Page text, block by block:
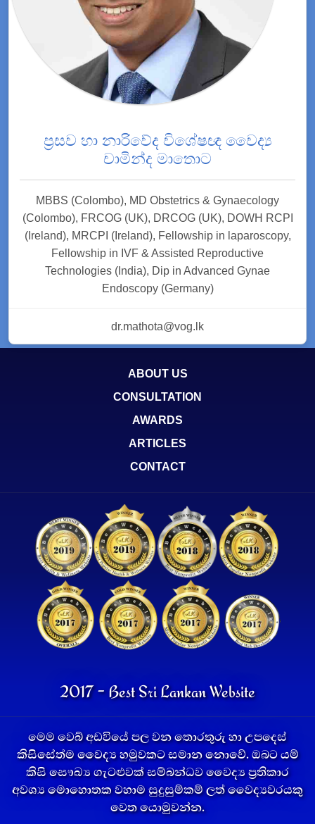
ප්‍රසව හා නාරිවේද විශේෂඥ වෛද්‍ය
චාමින්ද මාතොට
MBBS (Colombo), MD Obstetrics & Gynaecology
(Colombo), FRCOG (UK), DRCOG (UK), DOWH RCPI
(Ireland), MRCPI (Ireland), Fellowship in laparoscopy,
Fellowship in IVF & Assisted Reproductive
Technologies (India), Dip in Advanced Gynae
Endoscopy (Germany)
dr.mathota@vog.lk
ABOUT US
CONSULTATION
AWARDS
ARTICLES
CONTACT
2017 - Best Sri Lankan Website
මෙම වෙබ් අඩවියේ පල වන තොරතුරු හා උපදෙස්
කිසිසේත්ම වෛද්‍ය හමුවකට සමාන නොවේ. ඔබට යම්
කිසි සෞඛ්‍ය ගැටළුවක් සම්බන්ධව වෛද්‍ය ප්‍රතිකාර
අවශ්‍ය මොහොතක වහාම සුදුසුම්කම් ලත් වෛද්‍යවරයකු
වෙත යොමුවන්න.